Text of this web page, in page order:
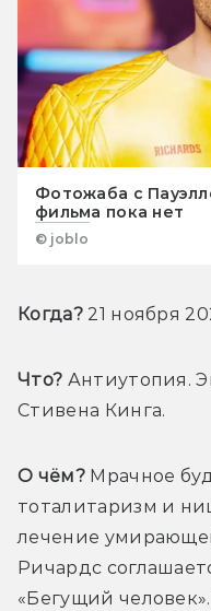
Фотожаба с
фильма пока нет
© joblo
Когда? 21 ноября
Что? Антиутопия.
Стивена Кинга.
О чём? Мрачное
тоталитаризм и
лечение
Ричардс
«Бегущий